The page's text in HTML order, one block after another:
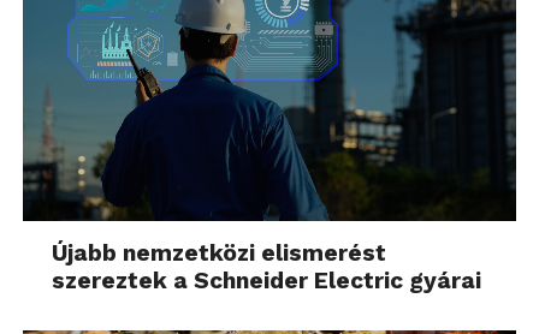
Újabb nemzetközi elismerést
szereztek a Schneider Electric gyárai